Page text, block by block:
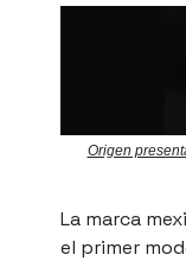
Origen
La marca
el primer